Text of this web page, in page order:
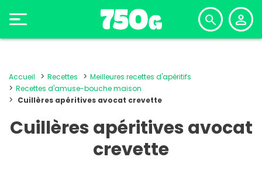
Accueil Recettes
Meilleures recettes d'apéritifs
Recettes d'amuse-bouche maison
Cuillères apéritives avocat crevette
Cuillères apéritives avocat
crevette